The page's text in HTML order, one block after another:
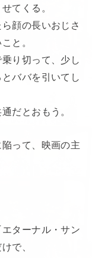
てくる。
顔の長いおじさ
と。
り切って、少し
ババを引いてし
だとおもう。
って、映画の主
ターナル・サン
で、